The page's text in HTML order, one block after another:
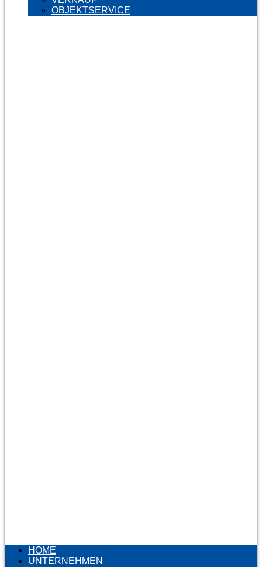
OBJEKTSERVICE
HOME
UNTERNEHMEN